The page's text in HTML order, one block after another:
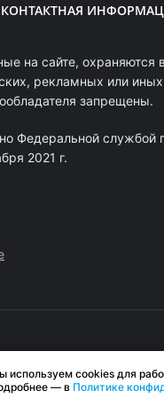
КОНТАКТНАЯ
на сайте, охраняются
рекламных или
запрещены.
Федеральной службой
2021 г.
используем cookies для
— в Политике